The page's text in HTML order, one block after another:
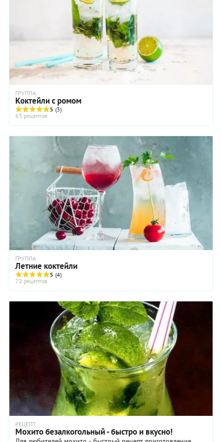
ГРУППА
Коктейли с ромом
5 (3)
63 рецептов
ГРУППА
Летние коктейли
5 (4)
72 рецептов
РЕЦЕПТ
Мохито безалкогольный - быстро и вкусно!